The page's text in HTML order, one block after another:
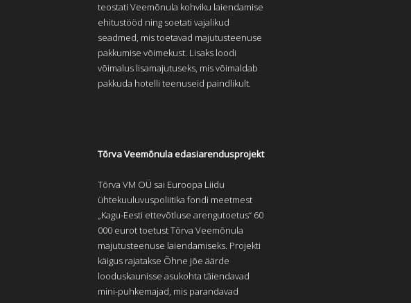
teostati Veemõnula kohviku laiendamise
ehitustööd ning soetati vajalikud
seadmed, mis toetavad majutusteenuse
pakkumise võimekust. Lisaks loodi
võimalus lisamajutuseks, mis võimaldab
pakkuda hotelli teenuseid paindlikult.
Tõrva Veemõnula edasiarendusprojekt
Tõrva VM OÜ sai Euroopa Liidu
ühtekuuluvuspoliitika fondi meetmest
„Kagu-Eesti ettevõtluse arengutoetus“ 60
000 eurot toetust Tõrva Veemõnula
majutusteenuse laiendamiseks. Projekti
käigus rajatakse Õhne jõe äärde
looduskaunisse asukohta täiendavad
mini-puhkemajad, mis parandavad